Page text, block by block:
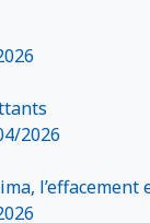
2026
l’effacement